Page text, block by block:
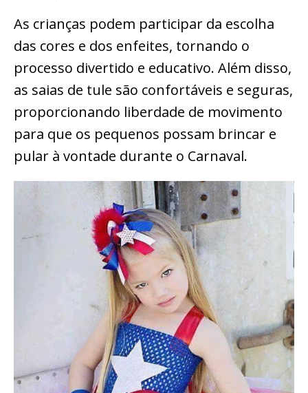
As crianças podem participar da escolha
das cores e dos enfeites, tornando o
processo divertido e educativo. Além disso,
as saias de tule são confortáveis e seguras,
proporcionando liberdade de movimento
para que os pequenos possam brincar e
pular à vontade durante o Carnaval.